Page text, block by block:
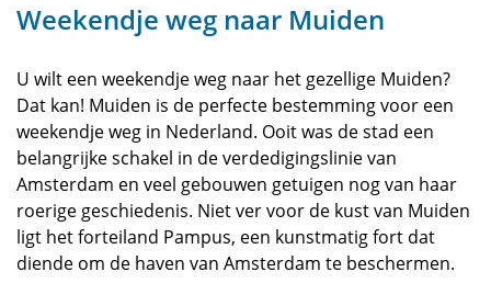
Weekendje weg naar Muiden
U wilt een weekendje weg naar het gezellige Muiden?
Dat kan! Muiden is de perfecte bestemming voor een
weekendje weg in Nederland. Ooit was de stad een
belangrijke schakel in de verdedigingslinie van
Amsterdam en veel gebouwen getuigen nog van haar
roerige geschiedenis. Niet ver voor de kust van Muiden
ligt het forteiland Pampus, een kunstmatig fort dat
diende om de haven van Amsterdam te beschermen.